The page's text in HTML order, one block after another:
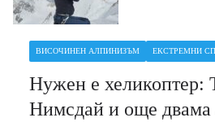
ВИСОЧИНЕН АЛПИНИЗЪМ ЕКСТРЕМНИ
Нужен е хеликоптер:
Нимсдай и още двама